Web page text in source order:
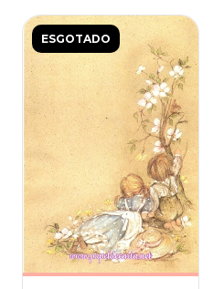
ESGOTADO